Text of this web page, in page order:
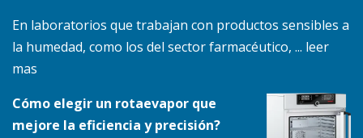
En laboratorios que trabajan con productos sensibles a
la humedad, como los del sector farmacéutico, ... leer
mas
Cómo elegir un rotaevapor que
mejore la eficiencia y precisión?